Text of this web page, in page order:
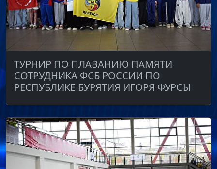
ТУРНИР ПО ПЛАВАНИЮ ПАМЯТИ
СОТРУДНИКА ФСБ РОССИИ ПО
РЕСПУБЛИКЕ БУРЯТИЯ ИГОРЯ ФУРСЫ